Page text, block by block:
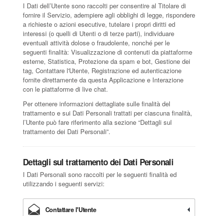
I Dati dell’Utente sono raccolti per consentire al Titolare di
fornire il Servizio, adempiere agli obblighi di legge, rispondere
a richieste o azioni esecutive, tutelare i propri diritti ed
interessi (o quelli di Utenti o di terze parti), individuare
eventuali attività dolose o fraudolente, nonché per le
seguenti finalità: Visualizzazione di contenuti da piattaforme
esterne, Statistica, Protezione da spam e bot, Gestione dei
tag, Contattare l'Utente, Registrazione ed autenticazione
fornite direttamente da questa Applicazione e Interazione
con le piattaforme di live chat.
Per ottenere informazioni dettagliate sulle finalità del
trattamento e sui Dati Personali trattati per ciascuna finalità,
l’Utente può fare riferimento alla sezione “Dettagli sul
trattamento dei Dati Personali”.
Dettagli sul trattamento dei Dati Personali
I Dati Personali sono raccolti per le seguenti finalità ed
utilizzando i seguenti servizi:
Contattare l'Utente